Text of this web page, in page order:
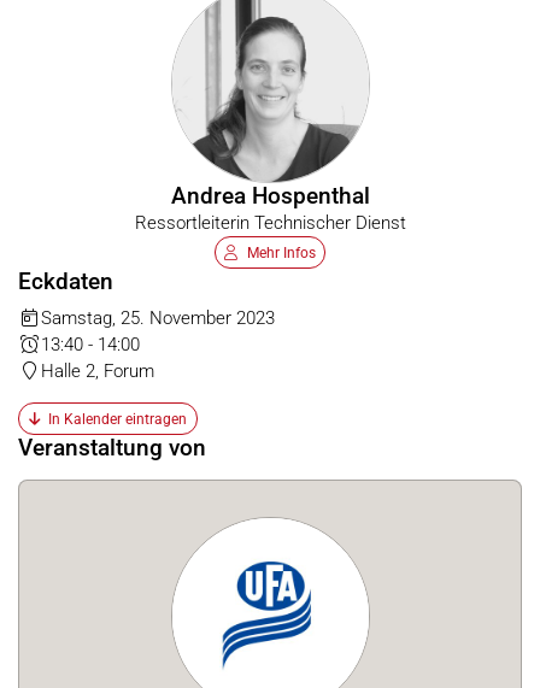
Andrea Hospenthal
Ressortleiterin Technischer Dienst
Mehr Infos
Eckdaten
Samstag, 25. November 2023
13:40 - 14:00
Halle 2, Forum
In Kalender eintragen
Veranstaltung von